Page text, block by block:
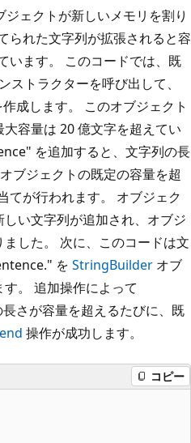
ジェクトが新しいメモリを割り
られた文字列が拡張されると容
います。 このコードでは、既
ストラクターを呼び出して、
成します。 このオブジェクト
容量は 20 億文字を超えてい
を追加すると、文字列の長
オブジェクトの既定の容量を超
てが行われます。 オブジェク
しい文字列が追加され、オブジ
した。 次に、このコードは文
を StringBuilder オブ
。 追加操作によって
さが容量を超えるたびに、既
操作が成功します。
コピー